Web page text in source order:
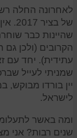
לאחרונה החלה
של
שהיינות כבר
הקרובים (ולכן גם
עתידית). יחד עם
שמניתי לעייל
יין בורדו מבוקש,
לישראל.
ומה באשר
שנים רבות? אני